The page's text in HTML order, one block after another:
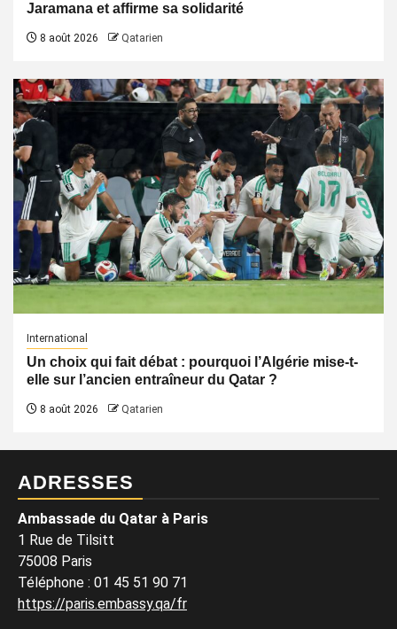
Jaramana et affirme sa solidarité
8 août 2026 Qatarien
International
Un choix qui fait débat : pourquoi l’Algérie mise-t-
elle sur l’ancien entraîneur du Qatar ?
8 août 2026 Qatarien
ADRESSES
Ambassade du Qatar à Paris
1 Rue de Tilsitt
75008 Paris
Téléphone : 01 45 51 90 71
https://paris.embassy.qa/fr